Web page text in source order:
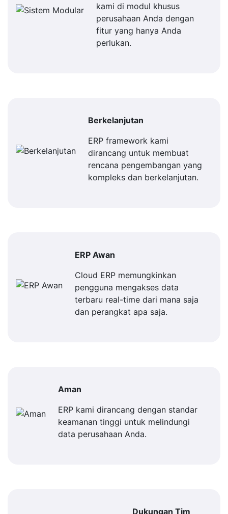
kami di modul khusus
perusahaan Anda dengan
fitur yang hanya Anda
perlukan.
Berkelanjutan
ERP framework kami
dirancang untuk membuat
rencana pengembangan yang
kompleks dan berkelanjutan.
ERP Awan
Cloud ERP memungkinkan
pengguna mengakses data
terbaru real-time dari mana saja
dan perangkat apa saja.
Aman
ERP kami dirancang dengan standar
keamanan tinggi untuk melindungi
data perusahaan Anda.
Dukungan Tim